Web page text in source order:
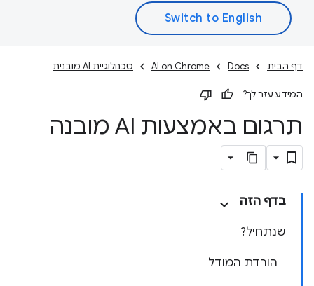
דף הבית Docs
AI on Chrome טכנולוגיית AI מובנית
המידע עזר לך?
תרגום באמצעות AI מובנה
בדף הזה
שנתחיל?
הורדת המודל